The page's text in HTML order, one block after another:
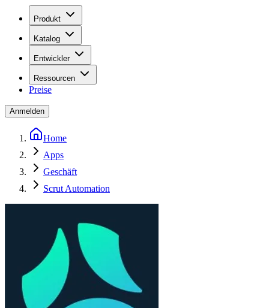
Produkt
Katalog
Entwickler
Ressourcen
Preise
Anmelden
Home
Apps
Geschäft
Scrut Automation